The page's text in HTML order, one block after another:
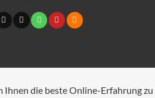
Ihnen die beste Online-Erfahrung zu